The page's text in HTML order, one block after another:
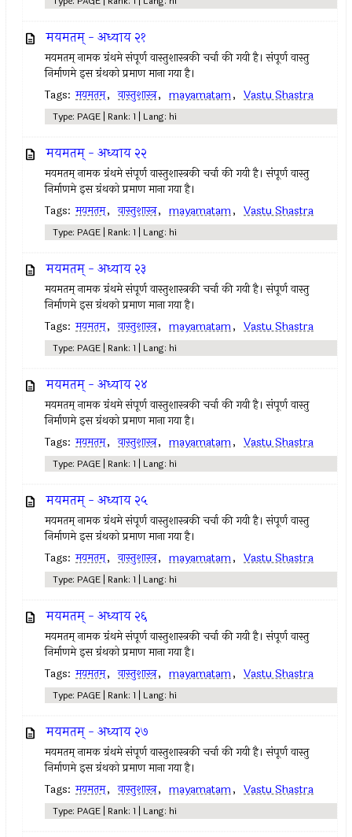
मयमतम् - अध्याय २१
मयमतम्‌ नामक ग्रंथमे संपूर्ण वास्तुशास्त्रकी चर्चा की गयी है। संपूर्ण वास्तु
निर्माणमे इस ग्रंथको प्रमाण माना गया है।
Tags: मयमतम्‌, वास्तुशास्त्र, mayamatam, Vastu Shastra
Type: PAGE | Rank: 1 | Lang: hi
मयमतम् - अध्याय २२
मयमतम्‌ नामक ग्रंथमे संपूर्ण वास्तुशास्त्रकी चर्चा की गयी है। संपूर्ण वास्तु
निर्माणमे इस ग्रंथको प्रमाण माना गया है।
Tags: मयमतम्‌, वास्तुशास्त्र, mayamatam, Vastu Shastra
Type: PAGE | Rank: 1 | Lang: hi
मयमतम् - अध्याय २३
मयमतम्‌ नामक ग्रंथमे संपूर्ण वास्तुशास्त्रकी चर्चा की गयी है। संपूर्ण वास्तु
निर्माणमे इस ग्रंथको प्रमाण माना गया है।
Tags: मयमतम्‌, वास्तुशास्त्र, mayamatam, Vastu Shastra
Type: PAGE | Rank: 1 | Lang: hi
मयमतम् - अध्याय २४
मयमतम्‌ नामक ग्रंथमे संपूर्ण वास्तुशास्त्रकी चर्चा की गयी है। संपूर्ण वास्तु
निर्माणमे इस ग्रंथको प्रमाण माना गया है।
Tags: मयमतम्‌, वास्तुशास्त्र, mayamatam, Vastu Shastra
Type: PAGE | Rank: 1 | Lang: hi
मयमतम्‌ - अध्याय २५
मयमतम्‌ नामक ग्रंथमे संपूर्ण वास्तुशास्त्रकी चर्चा की गयी है। संपूर्ण वास्तु
निर्माणमे इस ग्रंथको प्रमाण माना गया है।
Tags: मयमतम्‌, वास्तुशास्त्र, mayamatam, Vastu Shastra
Type: PAGE | Rank: 1 | Lang: hi
मयमतम्‌ - अध्याय २६
मयमतम्‌ नामक ग्रंथमे संपूर्ण वास्तुशास्त्रकी चर्चा की गयी है। संपूर्ण वास्तु
निर्माणमे इस ग्रंथको प्रमाण माना गया है।
Tags: मयमतम्‌, वास्तुशास्त्र, mayamatam, Vastu Shastra
Type: PAGE | Rank: 1 | Lang: hi
मयमतम्‌ - अध्याय २७
मयमतम्‌ नामक ग्रंथमे संपूर्ण वास्तुशास्त्रकी चर्चा की गयी है। संपूर्ण वास्तु
निर्माणमे इस ग्रंथको प्रमाण माना गया है।
Tags: मयमतम्‌, वास्तुशास्त्र, mayamatam, Vastu Shastra
Type: PAGE | Rank: 1 | Lang: hi